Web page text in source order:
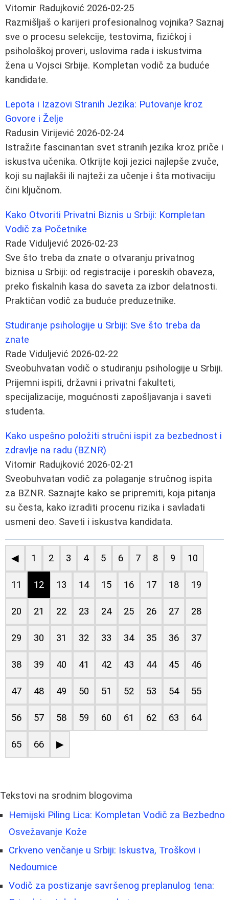
Vitomir Radujković 2026-02-25
Razmišljaš o karijeri profesionalnog vojnika? Saznaj
sve o procesu selekcije, testovima, fizičkoj i
psihološkoj proveri, uslovima rada i iskustvima
žena u Vojsci Srbije. Kompletan vodič za buduće
kandidate.
Lepota i Izazovi Stranih Jezika: Putovanje kroz
Govore i Želje
Radusin Virijević 2026-02-24
Istražite fascinantan svet stranih jezika kroz priče i
iskustva učenika. Otkrijte koji jezici najlepše zvuče,
koji su najlakši ili najteži za učenje i šta motivaciju
čini ključnom.
Kako Otvoriti Privatni Biznis u Srbiji: Kompletan
Vodič za Početnike
Rade Viduljević 2026-02-23
Sve što treba da znate o otvaranju privatnog
biznisa u Srbiji: od registracije i poreskih obaveza,
preko fiskalnih kasa do saveta za izbor delatnosti.
Praktičan vodič za buduće preduzetnike.
Studiranje psihologije u Srbiji: Sve što treba da
znate
Rade Viduljević 2026-02-22
Sveobuhvatan vodič o studiranju psihologije u Srbiji.
Prijemni ispiti, državni i privatni fakulteti,
specijalizacije, mogućnosti zapošljavanja i saveti
studenta.
Kako uspešno položiti stručni ispit za bezbednost i
zdravlje na radu (BZNR)
Vitomir Radujković 2026-02-21
Sveobuhvatan vodič za polaganje stručnog ispita
za BZNR. Saznajte kako se pripremiti, koja pitanja
su česta, kako izraditi procenu rizika i savladati
usmeni deo. Saveti i iskustva kandidata.
◀ 1 2 3 4 5 6 7 8 9 10
11 12 13 14 15 16 17 18 19
20 21 22 23 24 25 26 27 28
29 30 31 32 33 34 35 36 37
38 39 40 41 42 43 44 45 46
47 48 49 50 51 52 53 54 55
56 57 58 59 60 61 62 63 64
65 66 ▶
Tekstovi na srodnim blogovima
Hemijski Piling Lica: Kompletan Vodič za Bezbedno
Osvežavanje Kože
Crkveno venčanje u Srbiji: Iskustva, Troškovi i
Nedoumice
Vodič za postizanje savršenog preplanulog tena: